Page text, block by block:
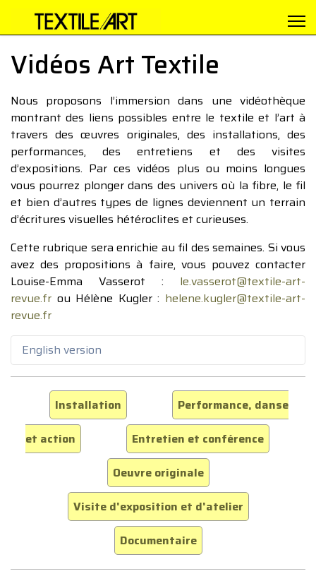
Vidéos Art Textile
Nous proposons l’immersion dans une vidéothèque
montrant des liens possibles entre le textile et l’art à
travers des œuvres originales, des installations, des
performances, des entretiens et des visites
d’expositions. Par ces vidéos plus ou moins longues
vous pourrez plonger dans des univers où la fibre, le fil
et bien d’autres types de lignes deviennent un terrain
d’écritures visuelles hétéroclites et curieuses.
Cette rubrique sera enrichie au fil des semaines. Si vous
avez des propositions à faire, vous pouvez contacter
Louise-Emma Vasserot : le.vasserot@textile-art-
revue.fr ou Hélène Kugler : helene.kugler@textile-art-
revue.fr
English version
Installation
Performance, danse
et action
Entretien et conférence
Oeuvre originale
Visite d'exposition et d'atelier
Documentaire